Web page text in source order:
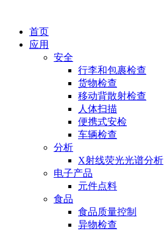
首页
应用
安全
行李和包裹检查
货物检查
移动背散射检查
人体扫描
便携式安检
车辆检查
分析
X射线荧光光谱分析
电子产品
元件点料
食品
食品质量控制
异物检查